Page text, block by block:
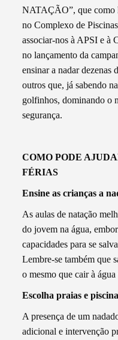
NATAÇÃO”, que como
no Complexo de
associar-nos à APSI e à
no lançamento da
ensinar a nadar dezenas
outros que, já sabendo
golfinhos, dominando o
segurança.
COMO PODE
FÉRIAS
Ensine as crianças a
As aulas de natação
do jovem na água,
capacidades para se
Lembre-se também que
o mesmo que cair à
Escolha praias e
A presença de um
adicional e intervenção